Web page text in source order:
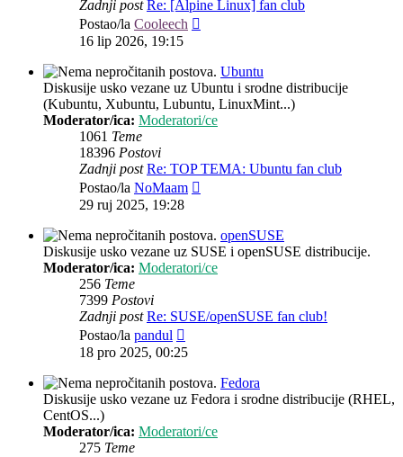
Zadnji post Re: [Alpine Linux] fan club
Postao/la Cooleech
16 lip 2026, 19:15
Ubuntu
Diskusije usko vezane uz Ubuntu i srodne distribucije
(Kubuntu, Xubuntu, Lubuntu, LinuxMint...)
Moderator/ica: Moderatori/ce
1061 Teme
18396 Postovi
Zadnji post Re: TOP TEMA: Ubuntu fan club
Postao/la NoMaam
29 ruj 2025, 19:28
openSUSE
Diskusije usko vezane uz SUSE i openSUSE distribucije.
Moderator/ica: Moderatori/ce
256 Teme
7399 Postovi
Zadnji post Re: SUSE/openSUSE fan club!
Postao/la pandul
post
18 pro 2025, 00:25
Fedora
Diskusije usko vezane uz Fedora i srodne distribucije (RHEL,
CentOS...)
Moderator/ica: Moderatori/ce
275 Teme